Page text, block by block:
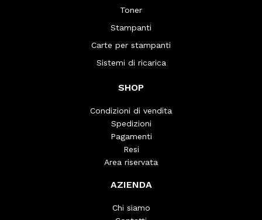
Toner
Stampanti
Carte per stampanti
Sistemi di ricarica
SHOP
Condizioni di vendita
Spedizioni
Pagamenti
Resi
Area riservata
AZIENDA
Chi siamo